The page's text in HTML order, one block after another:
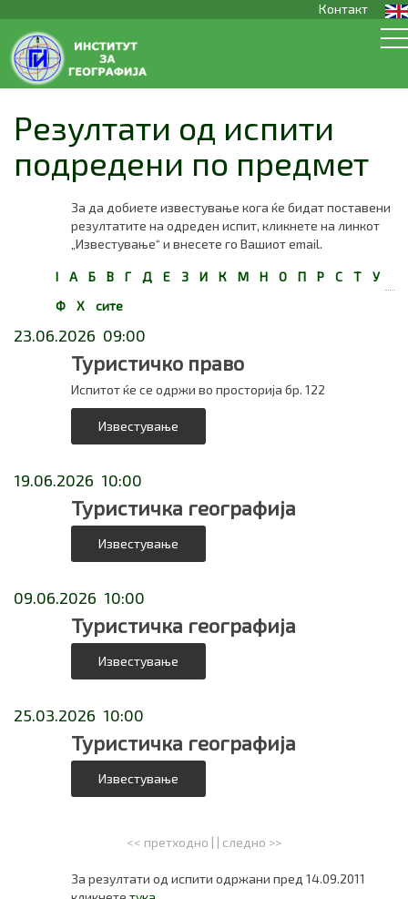
Контакт
Резултати од испити
подредени по предмет
За да добиете известување кога ќе бидат поставени
резултатите на одреден испит, кликнете на линкот
„Известување“ и внесете го Вашиот email.
I А Б В Г Д Е З И К М Н О П Р С Т
У
Ф
Х сите
23.06.2026 09:00
Туристичко право
Испитот ќе се одржи во просторија бр. 122
Известување
19.06.2026 10:00
Туристичка географија
Известување
09.06.2026 10:00
Туристичка географија
Известување
25.03.2026 10:00
Туристичка географија
Известување
<< претходно | | следно >>
За резултати од испити одржани пред 14.09.2011